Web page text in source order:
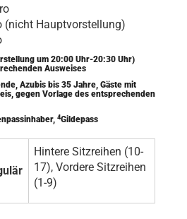
(nicht Hauptvorstellung)
um 20:00 Uhr-20:30 Uhr)
Ausweises
Azubis bis 35 Jahre, Gäste mit
gegen Vorlage des entsprechenden
4Gildepass
Hintere Sitzreihen (10-
17), Vordere Sitzreihen
(1-9)